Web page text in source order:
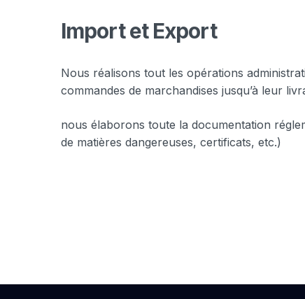
Import et Export
Nous réalisons tout les opérations
commandes de marchandises jusqu’à leur
nous élaborons toute la documentation
de matières dangereuses, certificats, etc.)